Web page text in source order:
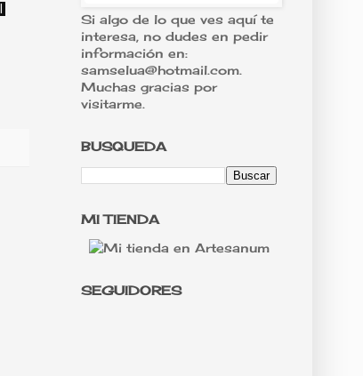
Si algo de lo que ves aquí te
interesa, no dudes en pedir
información en:
samselua@hotmail.com.
Muchas gracias por
visitarme.
BUSQUEDA
MI TIENDA
SEGUIDORES